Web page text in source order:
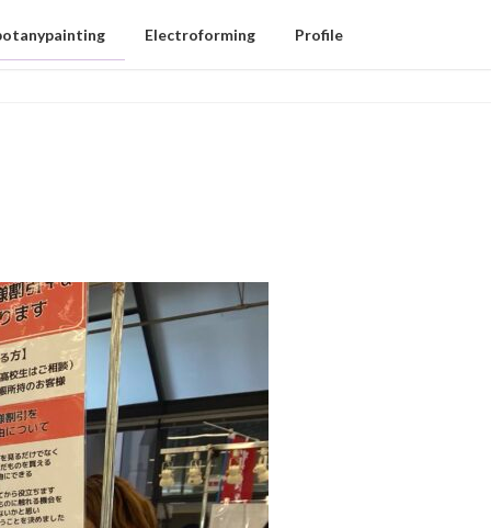
Electroforming Profile